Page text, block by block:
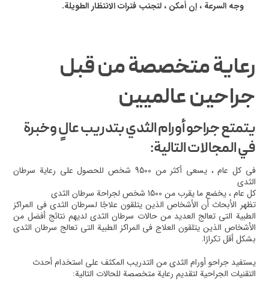
وجه السرعة ، إن أمكن ، لتجنب فترات الانتظار الطويلة.
رعاية متخصصة من قبل
جراحين عالميين
يتمتع جراحو أورام الثدي بتدريب عالٍ وخبرة
في المجالات التالية:
في كل عام ، يسعى أكثر من 9500 شخص للحصول على رعاية سرطان
الثدي
كل عام ، يخضع ما يقرب من 1500 شخص لجراحة سرطان الثدي
تظهر الأبحاث أن الأشخاص الذين يتلقون علاجًا لسرطان الثدي في المراكز
الطبية التي تعالج العديد من حالات سرطان الثدي لديهم نتائج أفضل من
الأشخاص الذين يتلقون العلاج في المراكز الطبية التي تعالج سرطان الثدي
بشكل أقل تكرارًا.
يستفيد جراحو أورام الثدي من التدريب المكثف على استخدام أحدث
التقنيات الجراحية لتقديم رعاية متخصصة للحالات التالية: